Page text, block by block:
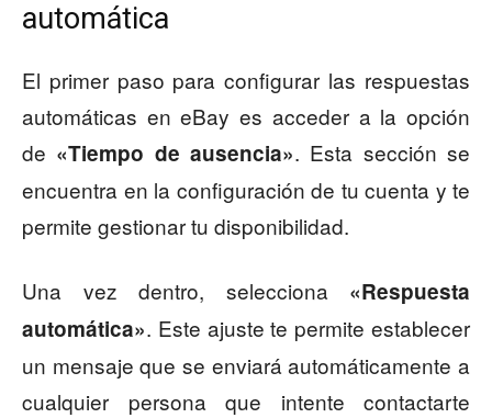
automática
El primer paso para configurar las respuestas
automáticas en eBay es acceder a la opción
de «Tiempo de ausencia». Esta sección se
encuentra en la configuración de tu cuenta y te
permite gestionar tu disponibilidad.
Una vez dentro, selecciona «Respuesta
automática». Este ajuste te permite establecer
un mensaje que se enviará automáticamente a
cualquier persona que intente contactarte